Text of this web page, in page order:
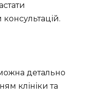
детально
клініки та